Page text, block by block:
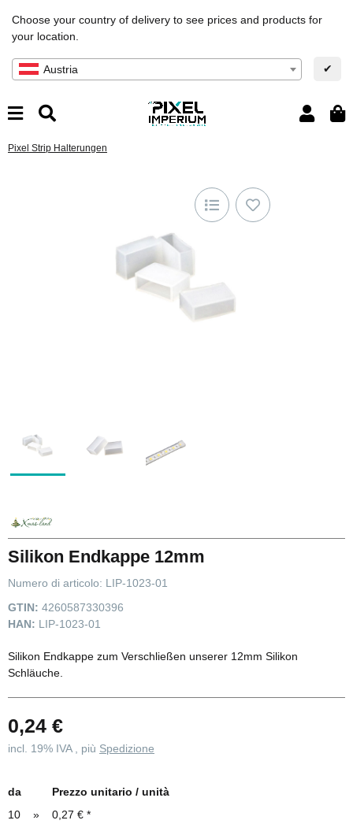
Choose your country of delivery to see prices and products for
your location.
Austria ✔
Pixel Strip Halterungen
Silikon Endkappe 12mm
Numero di articolo: LIP-1023-01
GTIN: 4260587330396
HAN: LIP-1023-01
Silikon Endkappe zum Verschließen unserer 12mm Silikon
Schläuche.
0,24 €
incl. 19% IVA , più Spedizione
da
Prezzo unitario / unità
10
» 0,27 € *